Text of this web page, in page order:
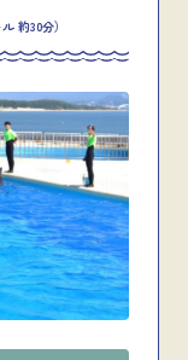
約30分）